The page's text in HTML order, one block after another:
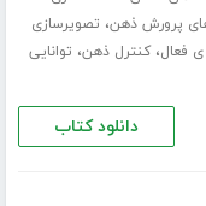
پرورش ذهن، تصویرسازی
فعال،کنترل ذهن، توانایی
دانلود کتاب